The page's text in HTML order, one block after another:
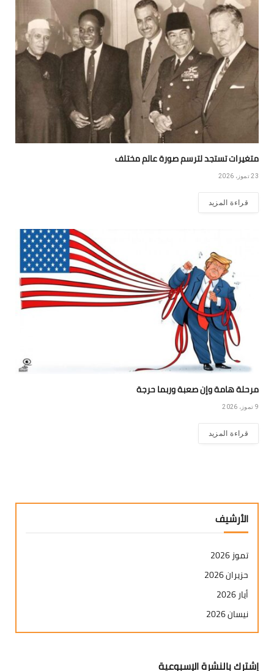
متغيرات تستجد لترسم صورة عالم مختلف
23 تموز، 2026
قراءة المزيد
مرحلة هامة وإن صعبة وربما حرجة
9 تموز، 2026
قراءة المزيد
الأرشيف
تموز 2026
حزيران 2026
أيار 2026
نيسان 2026
آذار 2026
إشترك بالنشرة الإسبوعية